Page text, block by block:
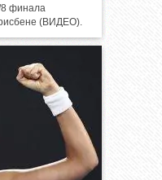
финала
(ВИДЕО).